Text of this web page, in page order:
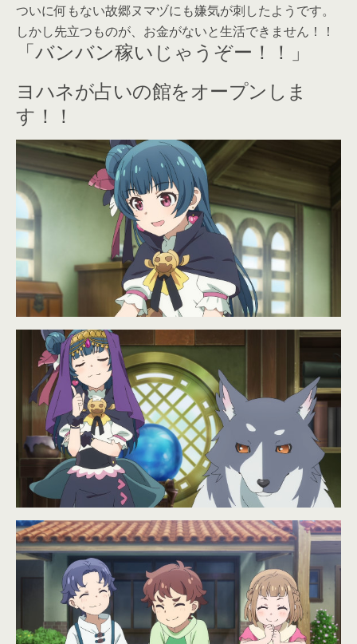
ついに何もない故郷ヌマヅにも嫌気が刺したようです。
しかし先立つものが、お金がないと生活できません！！
「バンバン稼いじゃうぞー！！」
ヨハネが占いの館をオープンしま
す！！